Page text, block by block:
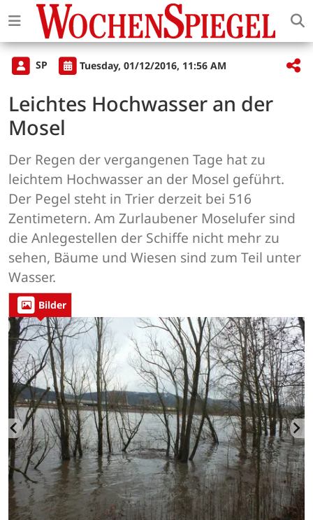
SP Tuesday, 01/12/2016, 11:56 AM
Leichtes Hochwasser an der
Mosel
Der Regen der vergangenen Tage hat zu
leichtem Hochwasser an der Mosel geführt.
Der Pegel steht in Trier derzeit bei 516
Zentimetern. Am Zurlaubener Moselufer sind
die Anlegestellen der Schiffe nicht mehr zu
sehen, Bäume und Wiesen sind zum Teil unter
Wasser.
Bilder